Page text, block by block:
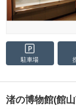
駐車場
渚の博物館(館